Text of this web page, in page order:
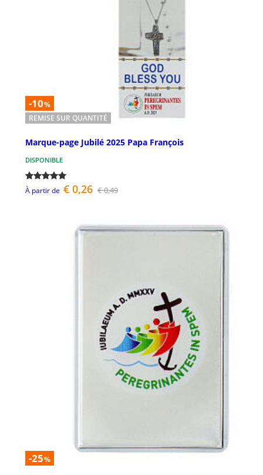
-10%
REMISE SUR QUANTITÉ
Marque-page Jubilé 2025 Papa François
DISPONIBLE
À partir de € 0,26 € 0,49
-25%